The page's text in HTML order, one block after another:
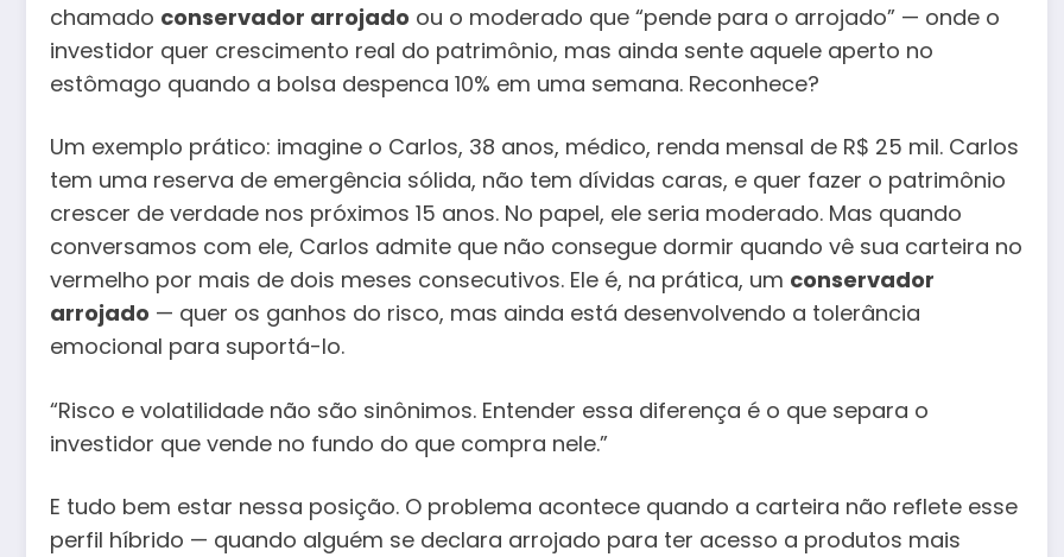
chamado conservador arrojado ou o moderado que “pende para o arrojado” — onde o
investidor quer crescimento real do patrimônio, mas ainda sente aquele aperto no
estômago quando a bolsa despenca 10% em uma semana. Reconhece?
Um exemplo prático: imagine o Carlos, 38 anos, médico, renda mensal de R$ 25 mil. Carlos
tem uma reserva de emergência sólida, não tem dívidas caras, e quer fazer o patrimônio
crescer de verdade nos próximos 15 anos. No papel, ele seria moderado. Mas quando
conversamos com ele, Carlos admite que não consegue dormir quando vê sua carteira no
vermelho por mais de dois meses consecutivos. Ele é, na prática, um conservador
arrojado — quer os ganhos do risco, mas ainda está desenvolvendo a tolerância
emocional para suportá-lo.
“Risco e volatilidade não são sinônimos. Entender essa diferença é o que separa o
investidor que vende no fundo do que compra nele.”
E tudo bem estar nessa posição. O problema acontece quando a carteira não reflete esse
perfil híbrido — quando alguém se declara arrojado para ter acesso a produtos mais